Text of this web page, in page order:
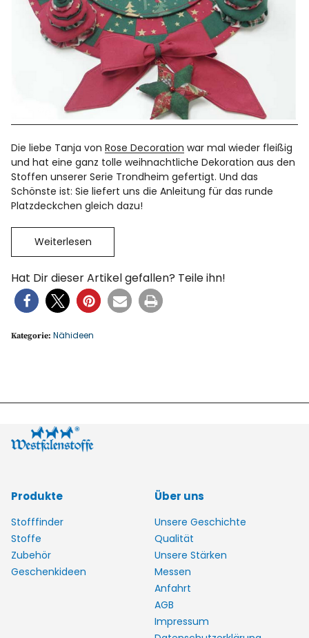
Die liebe Tanja vonRose Decoration war mal wieder fleißig
und hat eine ganz tolle weihnachtliche Dekoration aus den
Stoffen unserer Serie Trondheim gefertigt. Und das
Schönste ist: Sie liefert uns die Anleitung für das runde
Platzdeckchen gleich dazu!
Weiterlesen
Hat Dir dieser Artikel gefallen? Teile ihn!
Kategorie:Nähideen
Produkte
Stofffinder
Stoffe
Zubehör
Geschenkideen
Über uns
Unsere Geschichte
Qualität
Unsere Stärken
Messen
Anfahrt
AGB
Impressum